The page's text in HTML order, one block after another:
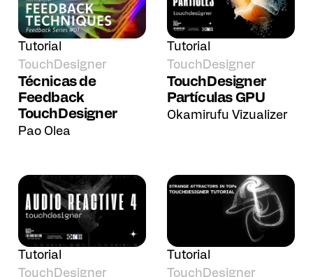
Tutorial
TouchDesigner
Técnicas de
Feedback
TouchDesigner
Pao Olea
Tutorial
TouchDesigner
TouchDesigner
Partículas GPU
Okamirufu Vizualizer
Tutorial
TouchDesigner
Tutorial
TouchDesigner